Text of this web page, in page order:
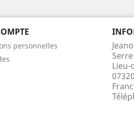
personnelles
Lieu-